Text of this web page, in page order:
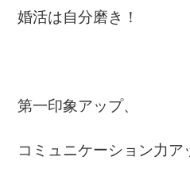
婚活は自分磨き！
第一印象アップ、
コミュニケーション力ア